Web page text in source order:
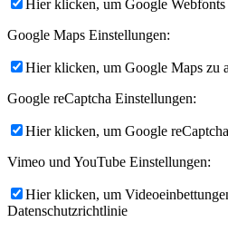
Hier klicken, um Google
Google Maps Einstellungen:
Hier klicken, um Google Maps zu
Google reCaptcha Einstellungen:
Hier klicken, um Google
Vimeo und YouTube Einstellungen:
Hier klicken, um
Datenschutzrichtlinie